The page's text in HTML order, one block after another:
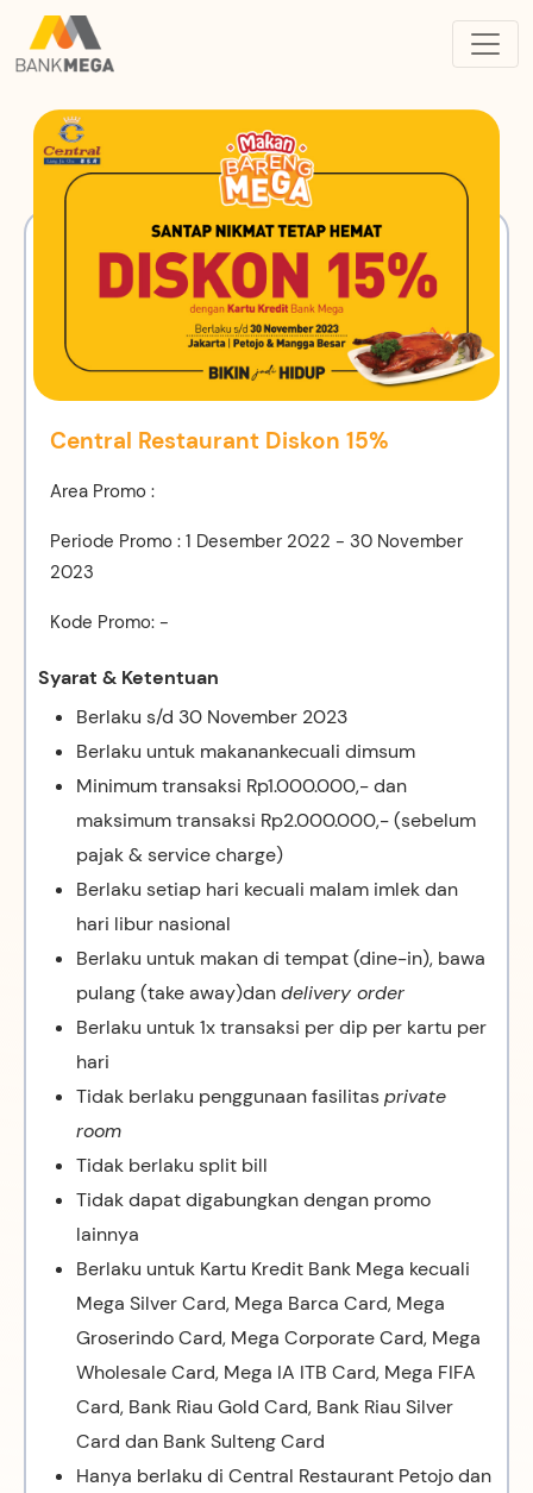
Central Restaurant Diskon 15%
Area Promo :
Periode Promo : 1 Desember 2022 - 30 November
2023
Kode Promo: -
Syarat & Ketentuan
Berlaku s/d 30 November 2023
Berlaku untuk makanankecuali dimsum
Minimum transaksi Rp1.000.000,- dan
maksimum transaksi Rp2.000.000,- (sebelum
pajak & service charge)
Berlaku setiap hari kecuali malam imlek dan
hari libur nasional
Berlaku untuk makan di tempat (dine-in), bawa
pulang (take away)dandelivery order
Berlaku untuk 1x transaksi per dip per kartu per
hari
Tidak berlaku penggunaan fasilitasprivate
room
Tidak berlaku split bill
Tidak dapat digabungkan dengan promo
lainnya
Berlaku untuk Kartu Kredit Bank Mega kecuali
Mega Silver Card, Mega Barca Card, Mega
Groserindo Card, Mega Corporate Card, Mega
Wholesale Card, Mega IA ITB Card, Mega FIFA
Card, Bank Riau Gold Card, Bank Riau Silver
Card dan Bank Sulteng Card
Hanya berlaku di Central Restaurant Petojo dan